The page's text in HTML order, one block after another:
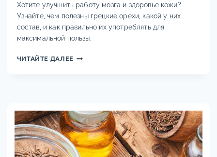
Хотите улучшить работу мозга и здоровье кожи?
Узнайте, чем полезны грецкие орехи, какой у них
состав, и как правильно их употреблять для
максимальной пользы.
ЧИТАЙТЕ ДАЛЕЕПОЛЬЗА
ОРГАНИЗМА
ЧЕЛОВЕКА